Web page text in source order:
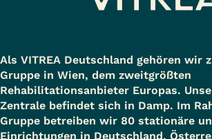
Als VITREA Deutschland gehören wir
Gruppe in Wien, dem zweitgrößten
Rehabilitationsanbieter Europas.
Zentrale befindet sich in Damp. Im
Gruppe betreiben wir 80 stationäre
Einrichtungen in Deutschland,